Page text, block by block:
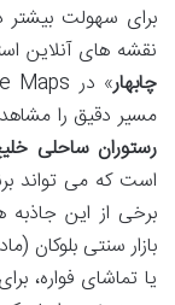
برای سهولت بیشتر
نقشه های آنلاین
چابهار
مسیر دقیق را
رستوران ساحلی
است که می تواند
برخی از این جاذبه
بازار سنتی بلوکان
یا تماشای فواره،